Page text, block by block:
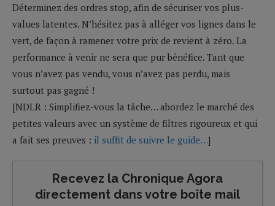
Déterminez des ordres stop, afin de sécuriser vos plus-
values latentes. N’hésitez pas à alléger vos lignes dans le
vert, de façon à ramener votre prix de revient à zéro. La
performance à venir ne sera que pur bénéfice. Tant que
vous n’avez pas vendu, vous n’avez pas perdu, mais
surtout pas gagné !
[NDLR : Simplifiez-vous la tâche… abordez le marché des
petites valeurs avec un système de filtres rigoureux et qui
a fait ses preuves : il suffit de suivre le guide…]
Recevez la Chronique Agora
directement dans votre boîte mail